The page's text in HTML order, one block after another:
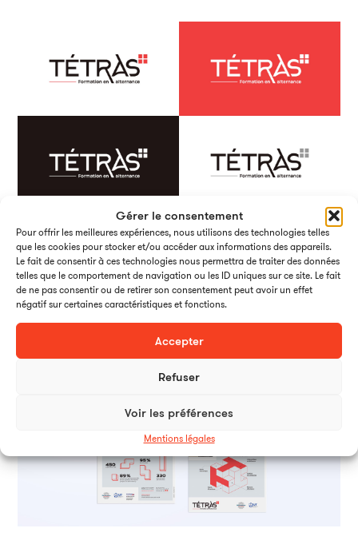
Gérer le consentement
Pour offrir les meilleures expériences, nous utilisons des technologies telles
que les cookies pour stocker et/ou accéder aux informations des appareils.
Le fait de consentir à ces technologies nous permettra de traiter des données
telles que le comportement de navigation ou les ID uniques sur ce site. Le fait
de ne pas consentir ou de retirer son consentement peut avoir un effet
négatif sur certaines caractéristiques et fonctions.
Accepter
Refuser
Voir les préférences
Mentions légales